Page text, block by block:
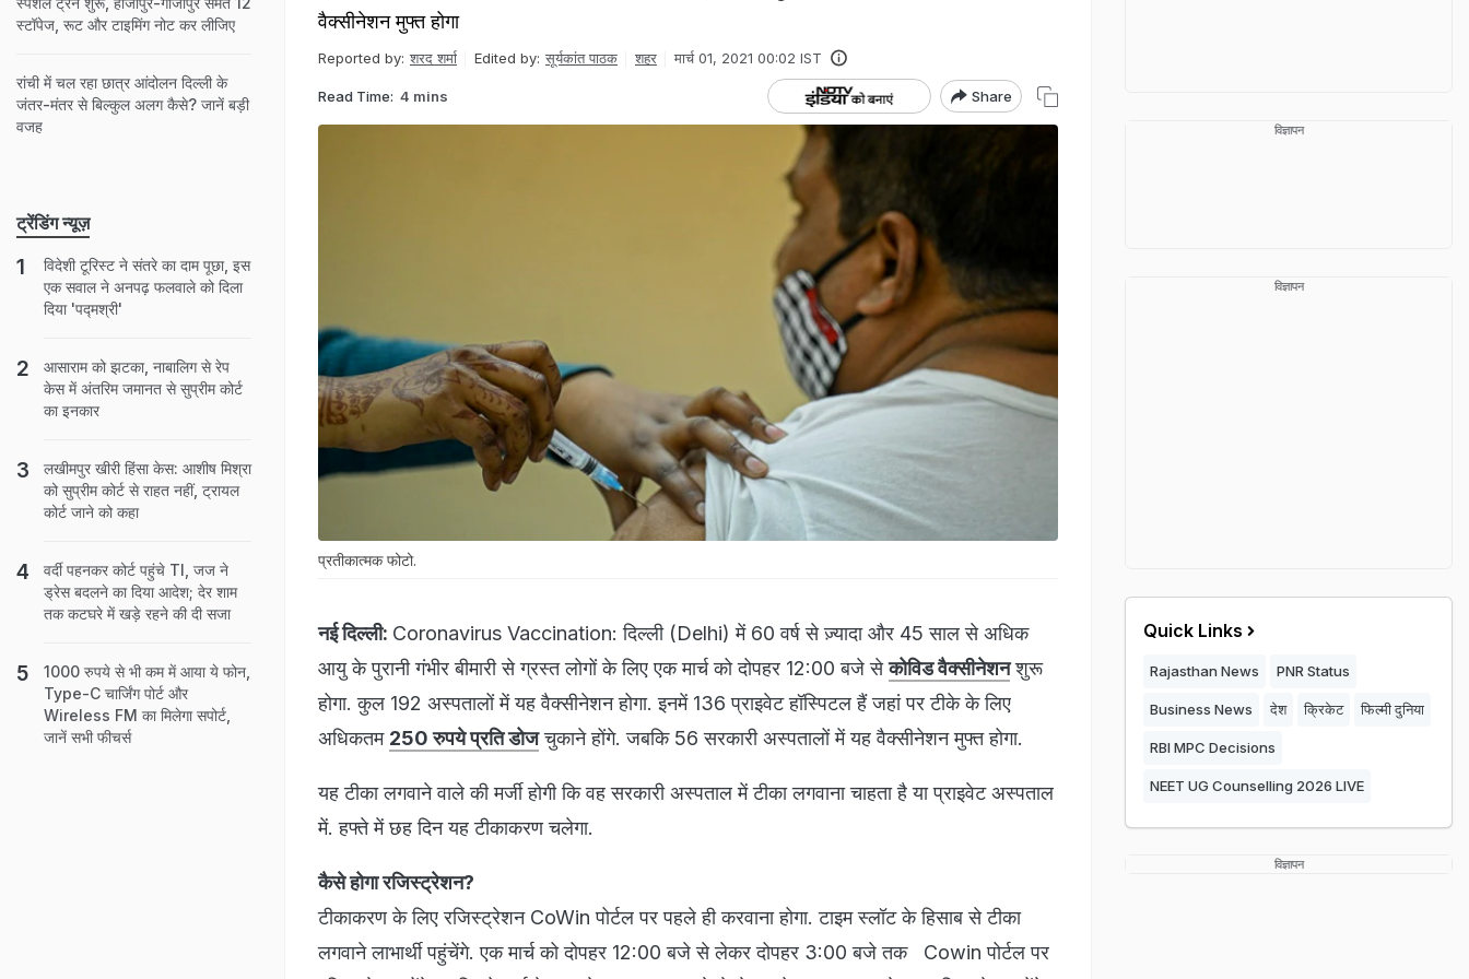
वैक्सीनेशन मुफ्त होगा
Reported by: शरद शर्मा Edited by: सूर्यकांत पाठक शहर मार्च 01, 2021 00:02 IST
Read Time: 4 mins Share
प्रतीकात्मक फोटो.
नई दिल्ली: Coronavirus Vaccination: दिल्ली (Delhi) में 60 वर्ष से ज़्यादा और 45 साल से अधिक
आयु के पुरानी गंभीर बीमारी से ग्रस्त लोगों के लिए एक मार्च को दोपहर 12:00 बजे सेकोविड वैक्सीनेशनशुरू
होगा. कुल 192 अस्पतालों में यह वैक्सीनेशन होगा. इनमें 136 प्राइवेट हॉस्पिटल हैं जहां पर टीके के लिए
अधिकतम 250 रुपये प्रति डोजचुकाने होंगे. जबकि 56 सरकारी अस्पतालों में यह वैक्सीनेशन मुफ्त होगा.
यह टीका लगवाने वाले की मर्जी होगी कि वह सरकारी अस्पताल में टीका लगवाना चाहता है या प्राइवेट अस्पताल
में. हफ्ते में छह दिन यह टीकाकरण चलेगा.
कैसे होगा रजिस्ट्रेशन?
टीकाकरण के लिए रजिस्ट्रेशन CoWin पोर्टल पर पहले ही करवाना होगा. टाइम स्लॉट के हिसाब से टीका
लगवाने लाभार्थी पहुंचेंगे. एक मार्च को दोपहर 12:00 बजे से लेकर दोपहर 3:00 बजे तक Cowin पोर्टल पर
स्टॉपेज, रूट और टाइमिंग नोट कर लीजिए
रांची में चल रहा छात्र आंदोलन दिल्ली के
जंतर-मंतर से बिल्कुल अलग कैसे? जानें बड़ी
वजह
ट्रेंडिंग न्यूज़
विदेशी टूरिस्ट ने संतरे का दाम पूछा, इस
एक सवाल ने अनपढ़ फलवाले को दिला
दिया 'पद्मश्री'
आसाराम को झटका, नाबालिग से रेप
केस में अंतरिम जमानत से सुप्रीम कोर्ट
का इनकार
लखीमपुर खीरी हिंसा केस: आशीष मिश्रा
को सुप्रीम कोर्ट से राहत नहीं, ट्रायल
कोर्ट जाने को कहा
वर्दी पहनकर कोर्ट पहुंचे TI, जज ने
ड्रेस बदलने का दिया आदेश; देर शाम
तक कटघरे में खड़े रहने की दी सजा
1000 रुपये से भी कम में आया ये फोन,
Type-C चार्जिंग पोर्ट और
Wireless FM का मिलेगा सपोर्ट,
जानें सभी फीचर्स
विज्ञापन
विज्ञापन
Quick Links
Rajasthan News PNR Status
Business News देश क्रिकेट फिल्मी दुनिया
RBI MPC Decisions
NEET UG Counselling 2026 LIVE
विज्ञापन